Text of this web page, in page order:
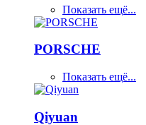
Показать ещё...
PORSCHE
Показать ещё...
Qiyuan